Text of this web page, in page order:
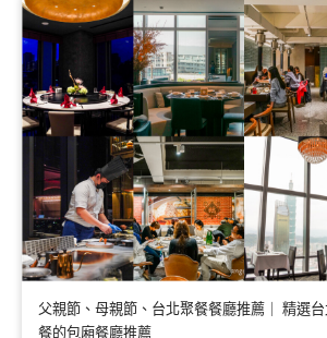
父親節、母親節、台北聚餐餐廳推薦｜ 精選
餐的包廂餐廳推薦